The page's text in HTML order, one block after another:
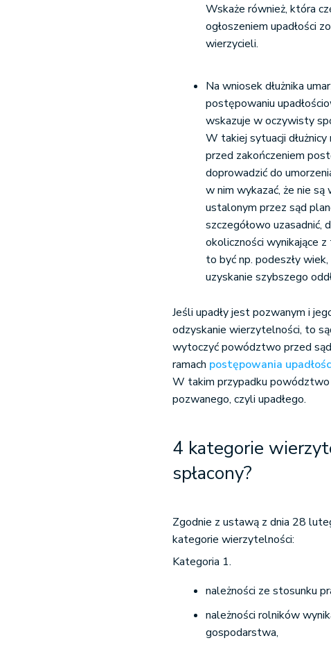
Wskaże również, która
ogłoszeniem upadłości
wierzycieli.
Na wniosek dłużnika
postępowaniu
wskazuje w oczywisty
W takiej sytuacji
przed zakończeniem
doprowadzić do
w nim wykazać, że nie
ustalonym przez sąd
szczegółowo uzasadnić,
okoliczności wynikające
to być np. podeszły
uzyskanie szybszego
Jeśli upadły jest pozwanym i
odzyskanie wierzytelności, to
wytoczyć powództwo przed
ramach postępowania
W takim przypadku
pozwanego, czyli upadłego.
4 kategorie
spłacony?
Zgodnie z ustawą z dnia 28
kategorie wierzytelności:
Kategoria 1.
należności ze stosunku
należności rolników
gospodarstwa,